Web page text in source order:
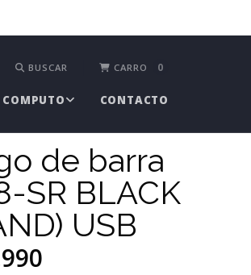
BUSCAR CARRO 0
COMPUTO CONTACTO
de barra
SR BLACK
USB